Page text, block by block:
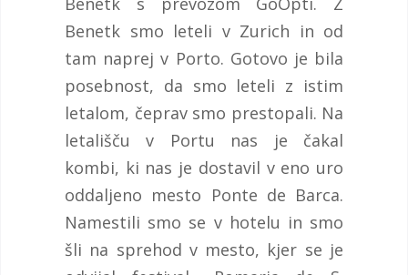
Benetk smo leteli v Zurich in od
tam naprej v Porto. Gotovo je bila
posebnost, da smo leteli z istim
letalom, čeprav smo prestopali. Na
letališču v Portu nas je čakal
kombi, ki nas je dostavil v eno uro
oddaljeno mesto Ponte de Barca.
Namestili smo se v hotelu in smo
šli na sprehod v mesto, kjer se je